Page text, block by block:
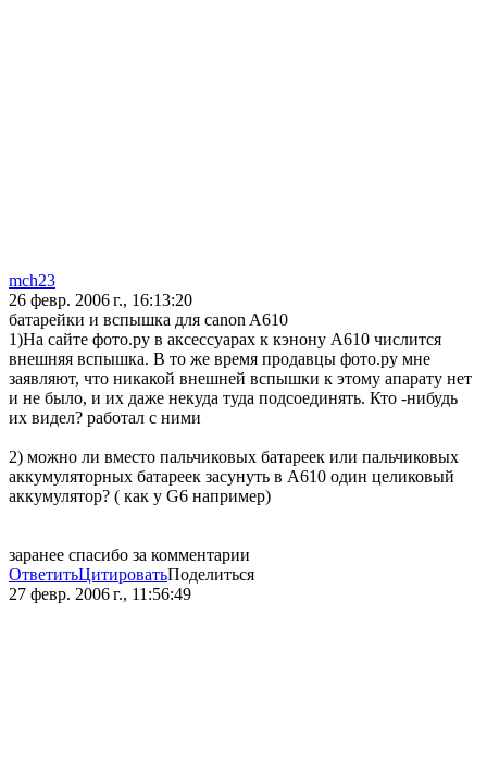
mch23
26 февр. 2006 г., 16:13:20
батарейки и вспышка для canon A610
1)На сайте фото.ру в аксессуарах к кэнону А610 числится
внешняя вспышка. В то же время продавцы фото.ру мне
заявляют, что никакой внешней вспышки к этому апарату нет
и не было, и их даже некуда туда подсоединять. Кто -нибудь
их видел? работал с ними
2) можно ли вместо пальчиковых батареек или пальчиковых
аккумуляторных батареек засунуть в А610 один целиковый
аккумулятор? ( как у G6 например)
заранее спасибо за комментарии
ОтветитьЦитироватьПоделиться
27 февр. 2006 г., 11:56:49